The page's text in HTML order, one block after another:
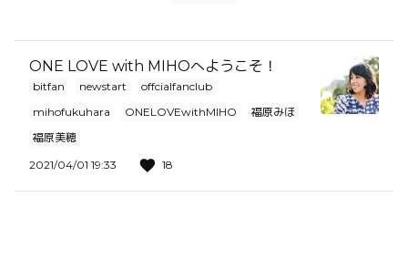
ONE LOVE with MIHOへようこそ！
bitfan newstart
offcialfanclub
mihofukuhara
ONELOVEwithMIHO
福原みほ
福原美穂
2021/04/01 19:33
18